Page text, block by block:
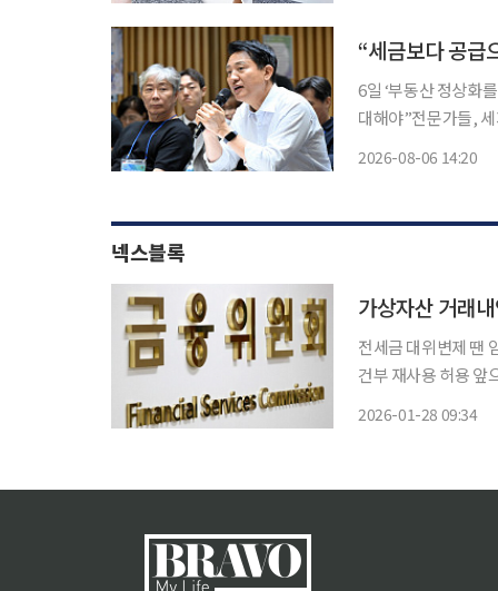
“세금보다 공급
6일 ‘부동산 정상화
대해야”전문가들, 세제 개편 후
2026-08-06 14:20
넥스블록
가상자산 거래
전세금 대위변제 땐
건부 재사용 허용 앞으로 가상자산 거래정보도 신용정보에 편입된다. 전세금을 돌려주지 않
2026-01-28 09:34